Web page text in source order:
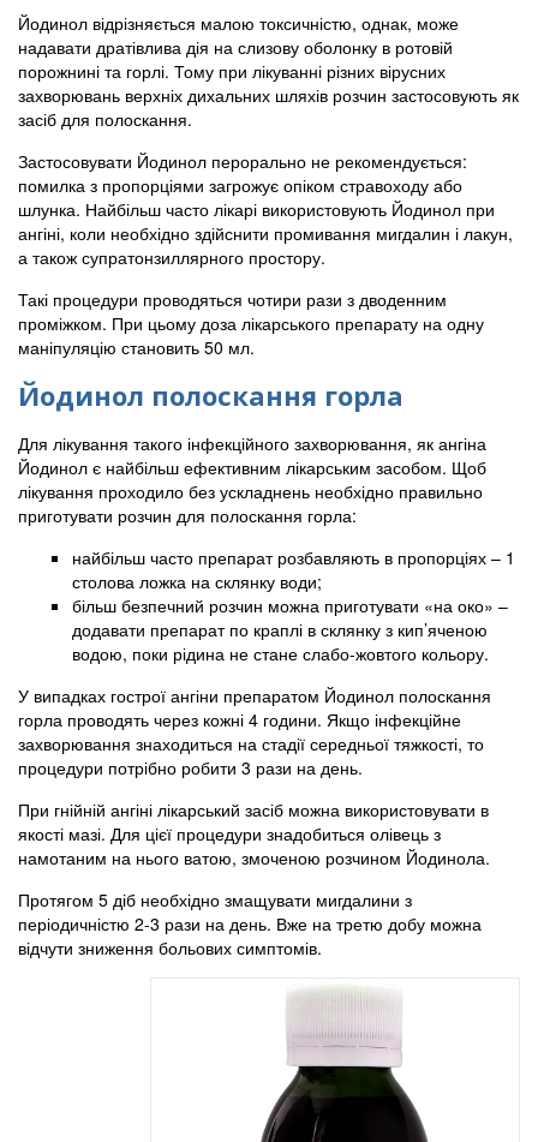
Йодинол відрізняється малою токсичністю, однак, може
надавати дратівлива дія на слизову оболонку в ротовій
порожнині та горлі. Тому при лікуванні різних вірусних
захворювань верхніх дихальних шляхів розчин застосовують як
засіб для полоскання.
Застосовувати Йодинол перорально не рекомендується:
помилка з пропорціями загрожує опіком стравоходу або
шлунка. Найбільш часто лікарі використовують Йодинол при
ангіні, коли необхідно здійснити промивання мигдалин і лакун,
а також супратонзиллярного простору.
Такі процедури проводяться чотири рази з дводенним
проміжком. При цьому доза лікарського препарату на одну
маніпуляцію становить 50 мл.
Йодинол полоскання горла
Для лікування такого інфекційного захворювання, як ангіна
Йодинол є найбільш ефективним лікарським засобом. Щоб
лікування проходило без ускладнень необхідно правильно
приготувати розчин для полоскання горла:
найбільш часто препарат розбавляють в пропорціях – 1
столова ложка на склянку води;
більш безпечний розчин можна приготувати «на око» –
додавати препарат по краплі в склянку з кип’яченою
водою, поки рідина не стане слабо-жовтого кольору.
У випадках гострої ангіни препаратом Йодинол полоскання
горла проводять через кожні 4 години. Якщо інфекційне
захворювання знаходиться на стадії середньої тяжкості, то
процедури потрібно робити 3 рази на день.
При гнійній ангіні лікарський засіб можна використовувати в
якості мазі. Для цієї процедури знадобиться олівець з
намотаним на нього ватою, змоченою розчином Йодинола.
Протягом 5 діб необхідно змащувати мигдалини з
періодичністю 2-3 рази на день. Вже на третю добу можна
відчути зниження больових симптомів.